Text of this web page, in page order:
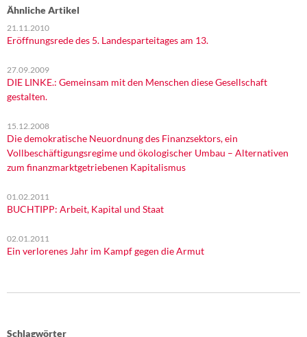
Ähnliche Artikel
21.11.2010
Eröffnungsrede des 5. Landesparteitages am 13.
27.09.2009
DIE LINKE.: Gemeinsam mit den Menschen diese Gesellschaft
gestalten.
15.12.2008
Die demokratische Neuordnung des Finanzsektors, ein
Vollbeschäftigungsregime und ökologischer Umbau – Alternativen
zum finanzmarktgetriebenen Kapitalismus
01.02.2011
BUCHTIPP: Arbeit, Kapital und Staat
02.01.2011
Ein verlorenes Jahr im Kampf gegen die Armut
Schlagwörter